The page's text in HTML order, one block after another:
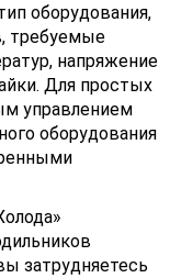
оборудования,
требуемые
напряжение
Для простых
управлением
оборудования
затрудняетесь